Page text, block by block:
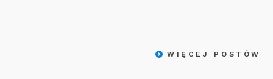
WIĘCEJ POSTÓW